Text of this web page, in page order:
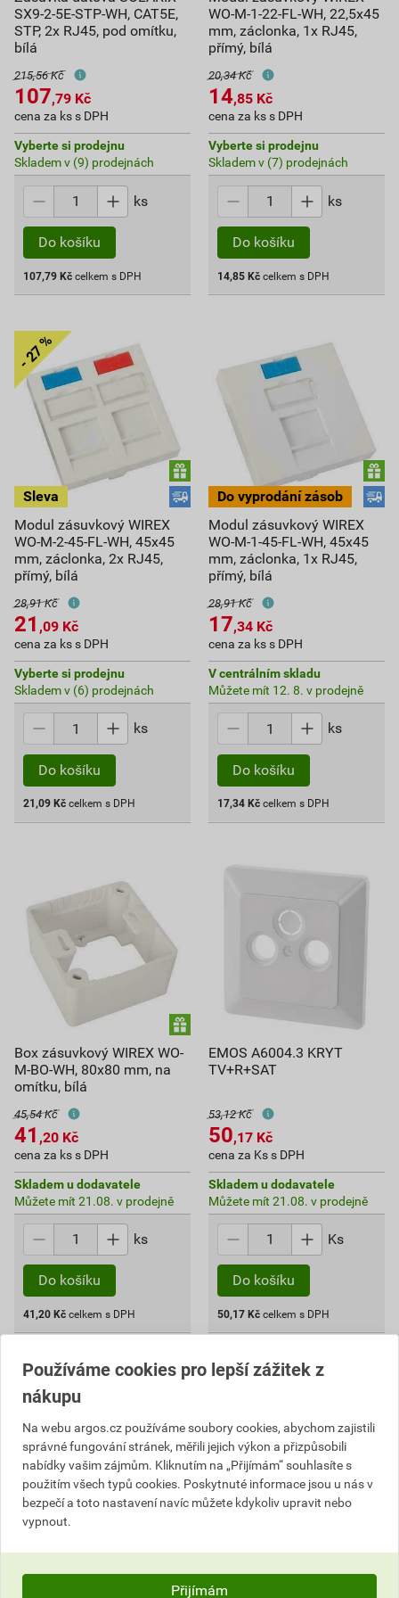
SX9-2-5E-STP-WH, CAT5E,
STP, 2x RJ45, pod omítku,
bílá
215,56 Kč
107,79 Kč
cena za ks s DPH
Vyberte si prodejnu
Skladem v (9) prodejnách
ks
Do košíku
107,79 Kč celkem s DPH
WO-M-1-22-FL-WH, 22,5x45
mm, záclonka, 1x RJ45,
přímý, bílá
20,34 Kč
14,85 Kč
cena za ks s DPH
Vyberte si prodejnu
Skladem v (7) prodejnách
ks
Do košíku
14,85 Kč celkem s DPH
Modul zásuvkový WIREX
WO-M-2-45-FL-WH, 45x45
mm, záclonka, 2x RJ45,
přímý, bílá
28,91 Kč
21 ,09 Kč
cena za ks s DPH
Vyberte si prodejnu
Skladem v (6) prodejnách
ks
Do košíku
21,09 Kč celkem s DPH
Modul zásuvkový WIREX
WO-M-1-45-FL-WH, 45x45
mm, záclonka, 1x RJ45,
přímý, bílá
28,91 Kč
17,34 Kč
cena za ks s DPH
V centrálním skladu
Můžete mít 12. 8. v prodejně
ks
Do košíku
17,34 Kč celkem s DPH
Box zásuvkový WIREX WO-
M-BO-WH, 80x80 mm, na
omítku, bílá
45,54 Kč
41 ,20 Kč
cena za ks s DPH
Skladem u dodavatele
Můžete mít 21.08. v prodejně
ks
Do košíku
41,20 Kč celkem s DPH
EMOS A6004.3 KRYT
TV+R+SAT
53,12 Kč
50,17 Kč
cena za Ks s DPH
Skladem u dodavatele
Můžete mít 21.08. v prodejně
Ks
Do košíku
50,17 Kč celkem s DPH
DATOVÉ ZÁSUVKY 2×RJ45
Používáme cookies pro lepší zážitek z
nákupu
Na webu argos.cz používáme soubory cookies, abychom zajistili
správné fungování stránek, měřili jejich výkon a přizpůsobili
nabídky vašim zájmům. Kliknutím na „Přijímám“ souhlasíte s
použitím všech typů cookies. Poskytnuté informace jsou u nás v
bezpečí a toto nastavení navíc můžete kdykoliv upravit nebo
vypnout.
Přijímám